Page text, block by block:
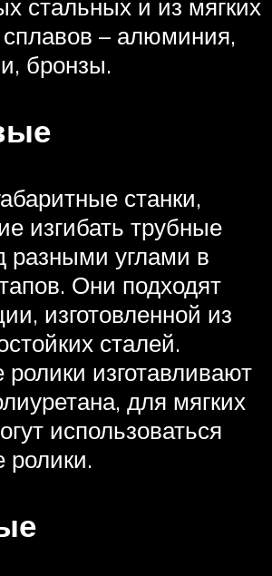
стальных и из мягких
– алюминия,
бронзы.
станки,
изгибать трубные
разными углами в
Они подходят
изготовленной из
сталей.
изготавливают
для мягких
использоваться
ролики.